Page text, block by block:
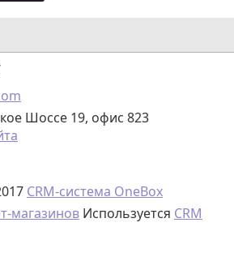
Шоссе 19, офис 823
CRM-система OneBox
магазинов Используется CRM